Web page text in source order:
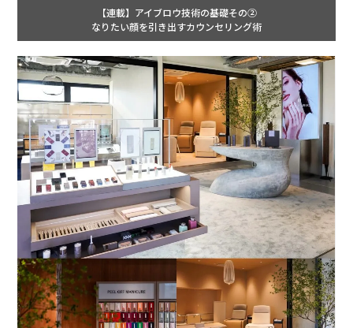
【連載】アイブロウ技術の基礎その②
なりたい顔を引き出すカウンセリング術